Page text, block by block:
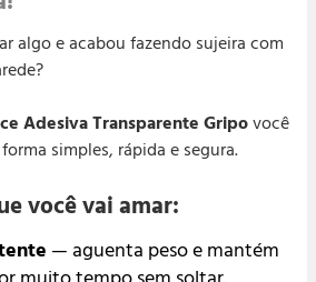
algo e acabou fazendo sujeira com
Adesiva Transparente Gripovocê
simples, rápida e segura.
você vai amar:
— aguenta peso e mantém